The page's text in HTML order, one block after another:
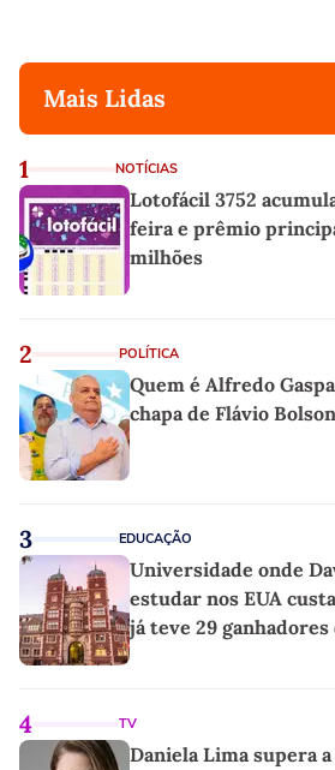
Mais Lidas
1 NOTÍCIAS
Lotofácil 3752
feira e prêmio
milhões
2 POLÍTICA
Quem é Alfredo
chapa de Flávio
3 EDUCAÇÃO
Universidade onde
estudar nos EUA
já teve 29
4 TV
Daniela Lima supera